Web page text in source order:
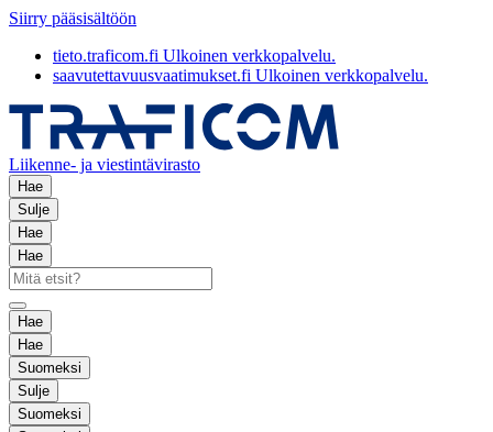
Siirry pääsisältöön
tieto.traficom.fi Ulkoinen verkkopalvelu.
saavutettavuusvaatimukset.fi Ulkoinen verkkopalvelu.
Liikenne- ja viestintävirasto
Hae
Sulje
Hae
Hae
Hae
Hae
Suomeksi
Sulje
Suomeksi